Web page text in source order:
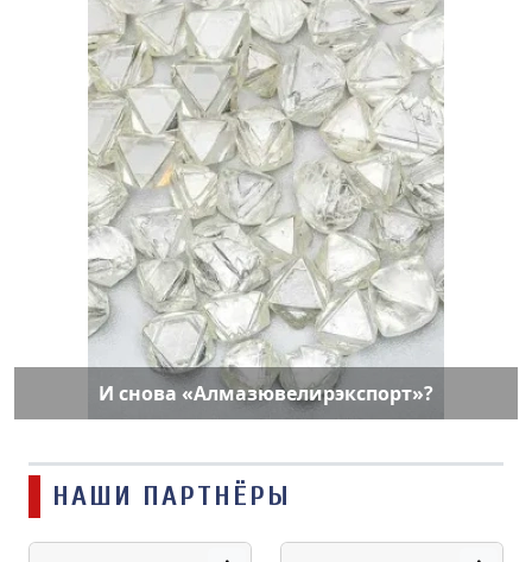
И снова «Алмазювелирэкспорт»?
НАШИ ПАРТНЁРЫ